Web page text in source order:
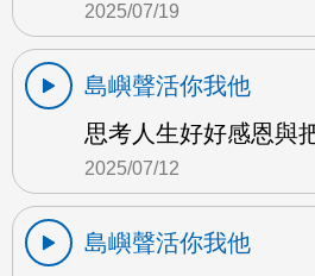
2025/07/19
島嶼聲活你我他
思考人生好好感恩與
2025/07/12
島嶼聲活你我他